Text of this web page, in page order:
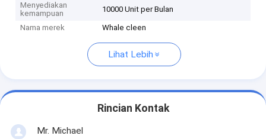
Menyediakan
kemampuan
10000 Unit per Bulan
Nama merek Whale cleen
Lihat Lebih
Rincian Kontak
Mr. Michael